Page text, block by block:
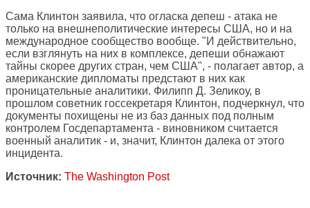
Сама Клинтон заявила, что огласка депеш - атака не
только на внешнеполитические интересы США, но и на
международное сообщество вообще. "И действительно,
если взглянуть на них в комплексе, депеши обнажают
тайны скорее других стран, чем США", - полагает автор, а
американские дипломаты предстают в них как
проницательные аналитики. Филипп Д. Зеликоу, в
прошлом советник госсекретаря Клинтон, подчеркнул, что
документы похищены не из баз данных под полным
контролем Госдепартамента - виновником считается
военный аналитик - и, значит, Клинтон далека от этого
инцидента.
Источник: The Washington Post